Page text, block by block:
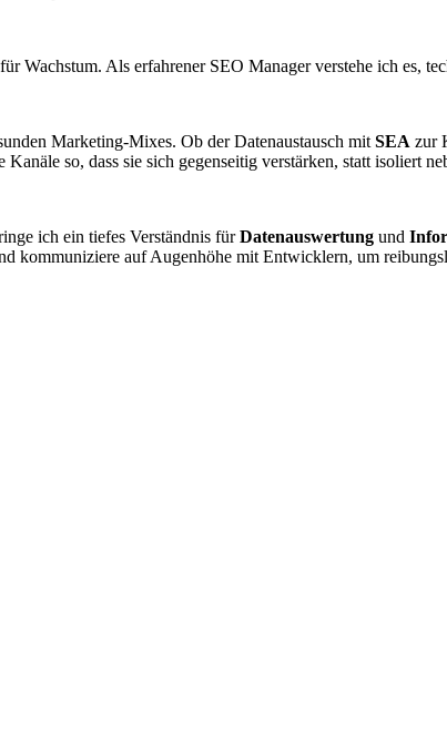
Wachstum. Als erfahrener SEO Manager verstehe ich es,
Marketing-Mixes. Ob der Datenaustausch mitSEA zur
Kanäle so, dass sie sich gegenseitig verstärken, statt isoliert
ich ein tiefes Verständnis fürDatenauswertung und
kommuniziere auf Augenhöhe mit Entwicklern, um